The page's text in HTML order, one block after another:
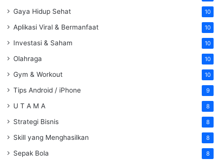
Gaya Hidup Sehat 10
Aplikasi Viral & Bermanfaat 10
Investasi & Saham 10
Olahraga 10
Gym & Workout 10
Tips Android / iPhone 9
U T A M A 8
Strategi Bisnis 8
Skill yang Menghasilkan 8
Sepak Bola 8